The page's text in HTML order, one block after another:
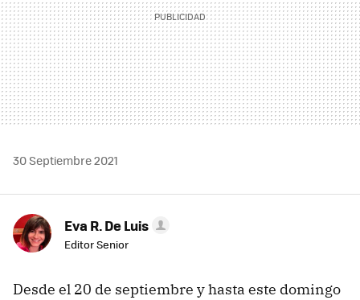
30 Septiembre 2021
Eva R. De Luis
Editor Senior
Desde el 20 de septiembre y hasta este domingo